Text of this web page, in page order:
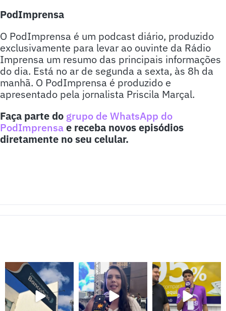
PodImprensa
O PodImprensa é um podcast diário, produzido
exclusivamente para levar ao ouvinte da Rádio
Imprensa um resumo das principais informações
do dia. Está no ar de segunda a sexta, às 8h da
manhã. O PodImprensa é produzido e
apresentado pela jornalista Priscila Marçal.
Faça parte do grupo de WhatsApp do
PodImprensae receba novos episódios
diretamente no seu celular.